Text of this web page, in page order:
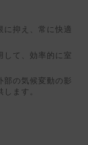
に抑え、常に快適
して、効率的に室
部の気候変動の影
ます。